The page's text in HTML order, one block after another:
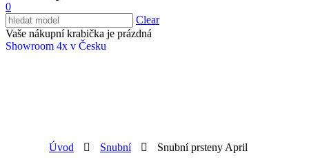
0
Clear
Vaše nákupní krabička je prázdná
Showroom 4x v Česku
Úvod Snubní Snubní prsteny April